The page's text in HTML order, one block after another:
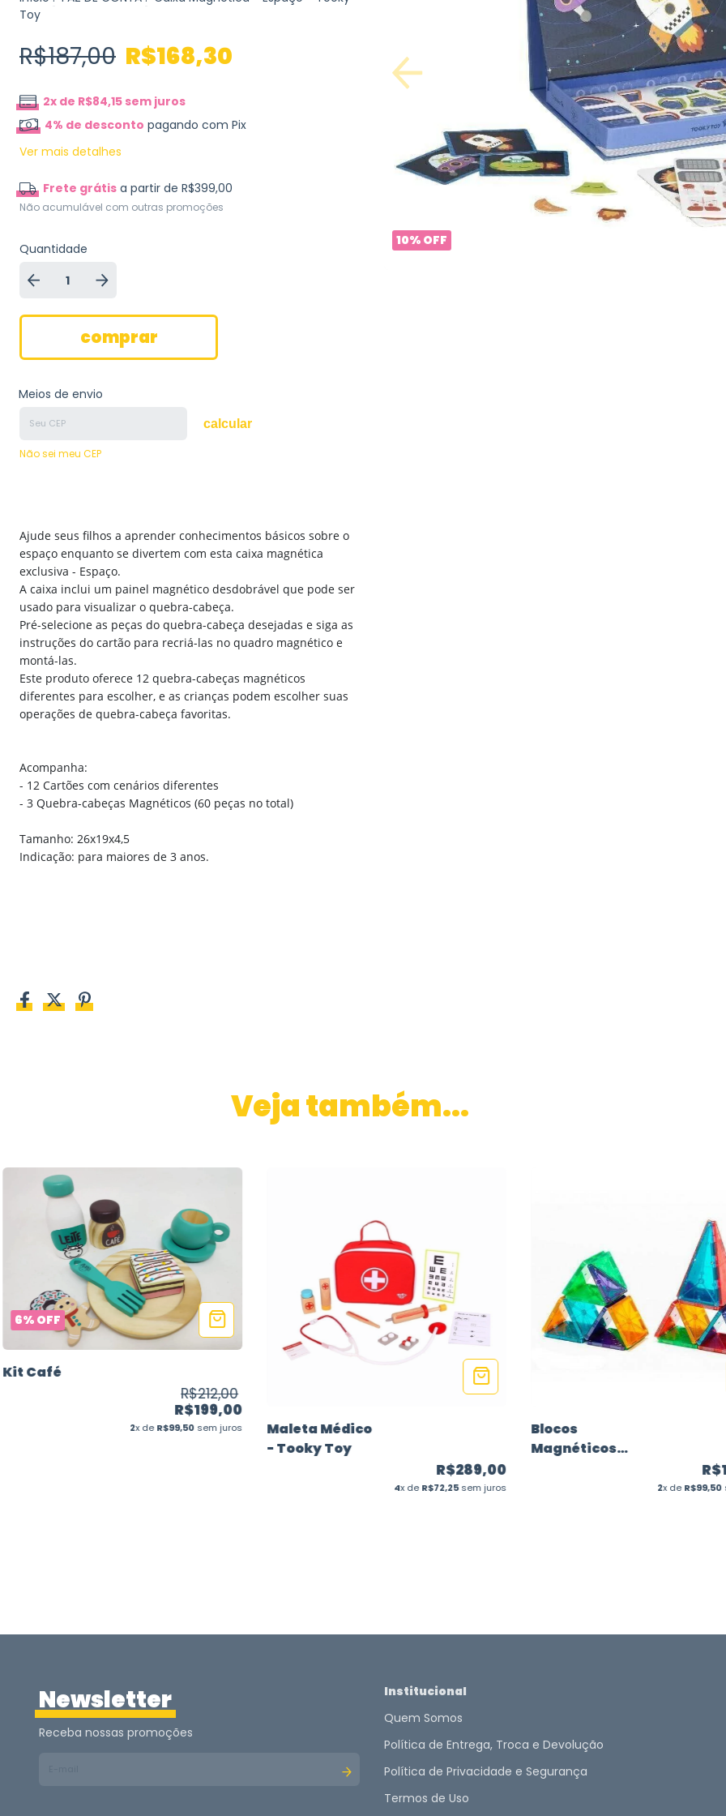
Toy
R$187,00 R$168,30
2x de R$84,15sem juros
4% de desconto pagando com Pix
Ver mais detalhes
Frete grátis a partir de R$399,00
Não acumulável com outras promoções
Quantidade
Meios de envio
calcular
Não sei meu CEP
Ajude seus filhos a aprender conhecimentos básicos sobre o
espaço enquanto se divertem com esta caixa magnética
exclusiva - Espaço.
A caixa inclui um painel magnético desdobrável que pode ser
usado para visualizar o quebra-cabeça.
Pré-selecione as peças do quebra-cabeça desejadas e siga as
instruções do cartão para recriá-las no quadro magnético e
montá-las.
Este produto oferece 12 quebra-cabeças magnéticos
diferentes para escolher, e as crianças podem escolher suas
operações de quebra-cabeça favoritas.
Acompanha:
- 12 Cartões com cenários diferentes
- 3 Quebra-cabeças Magnéticos (60 peças no total)
Tamanho: 26x19x4,5
Indicação: para maiores de 3 anos.
10% OFF
Veja também...
6% OFF
Kit Café
R$212,00
R$199,00
2x deR$99,50 sem juros
Maleta Médico
- Tooky Toy
R$289,00
4x deR$72,25sem juros
Blocos
Magnéticos
2x deR$99,50
Newsletter
Receba nossas promoções
Institucional
Quem Somos
Política de Entrega, Troca e Devolução
Política de Privacidade e Segurança
Termos de Uso